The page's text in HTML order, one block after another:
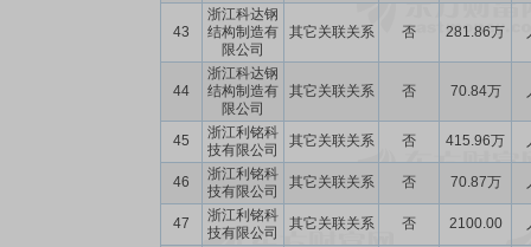
43
浙江科达钢
结构制造有
限公司
其它关联关系 否 281.86万
44
浙江科达钢
结构制造有
限公司
其它关联关系 否 70.84万
45
浙江利铭科
技有限公司
其它关联关系 否 415.96万
46
浙江利铭科
技有限公司
其它关联关系 否 70.87万
47
浙江利铭科
技有限公司
其它关联关系 否 2100.00